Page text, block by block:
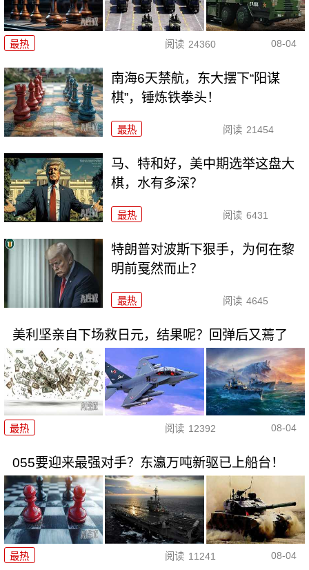
最热 阅读 24360 08-04
南海6天禁航，东大摆下“阳谋
棋”，锤炼铁拳头！
最热 阅读 21454
马、特和好，美中期选举这盘大
棋，水有多深？
最热 阅读 6431
特朗普对波斯下狠手，为何在黎
明前戛然而止？
最热 阅读 4645
美利坚亲自下场救日元，结果呢？回弹后又蔫了
最热 阅读 12392 08-04
055要迎来最强对手？东瀛万吨新驱已上船台！
最热 阅读 11241 08-04